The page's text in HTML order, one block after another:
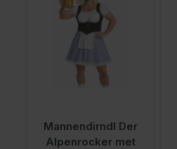
Mannendirndl Der
Alpenrocker met